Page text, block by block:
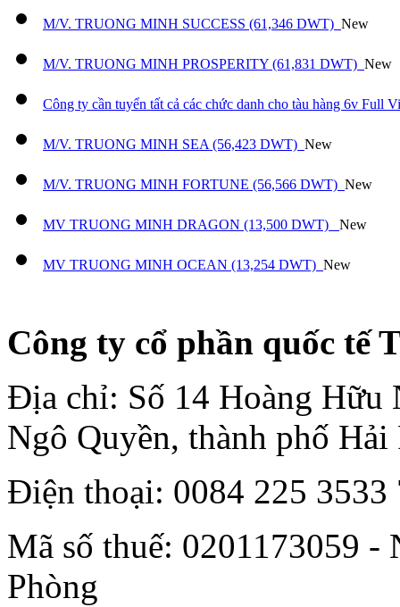
M/V. TRUONG MINH SUCCESS (61,346 DWT) New
M/V. TRUONG MINH PROSPERITY (61,831 DWT) New
Công ty cần tuyển tất cả các chức danh cho tàu hàng 6v Full
M/V. TRUONG MINH SEA (56,423 DWT) New
M/V. TRUONG MINH FORTUNE (56,566 DWT) New
MV TRUONG MINH DRAGON (13,500 DWT) New
MV TRUONG MINH OCEAN (13,254 DWT) New
Công ty cổ phần quốc tế
Địa chỉ: Số 14 Hoàng Hữu
Ngô Quyền, thành phố
Điện thoại: 0084 225 3533
Mã số thuế: 0201173059
Phòng